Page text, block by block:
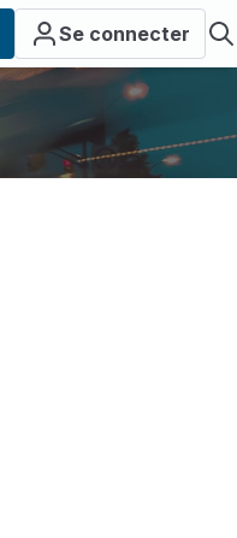
Se connecter